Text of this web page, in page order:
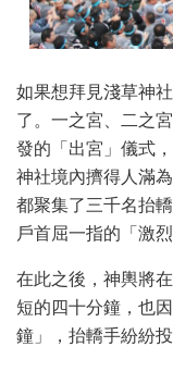
如果想拜見淺草神
了。一之宮、二之
發的「出宮」儀式
神社境內擠得人滿
都聚集了三千名抬
戶首屈一指的「激烈
在此之後，神輿將
短的四十分鐘，也
鐘」，抬轎手紛紛